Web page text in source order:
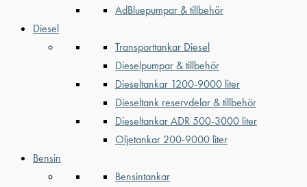
AdBluepumpar & tillbehör
Diesel
Transporttankar Diesel
Dieselpumpar & tillbehör
Dieseltankar 1200-9000 liter
Dieseltank reservdelar & tillbehör
Dieseltankar ADR 500-3000 liter
Oljetankar 200-9000 liter
Bensin
Bensintankar